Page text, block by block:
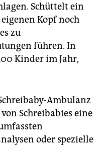
Schüttelt ein
Kopf noch
zu
führen. In
Kinder im Jahr,
Ambulanz
Schreibabies eine
oder spezielle